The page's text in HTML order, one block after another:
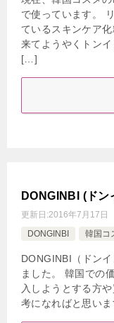
で使っています。
ているスキンケア
来てようやくトン
[…]
DONGINBI (ドン
更新日:2016年7月17日
DONGINBI
韓国コ
DONGINBI（ドン
ました。 韓国での
入しようとする方
考になればと思い